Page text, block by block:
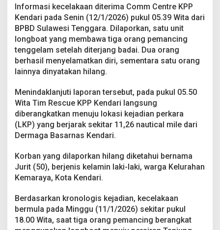
o
,
S
a
t
P
e
a
n
i
n
g
s
a
l
K
n
d
r
Informasi kecelakaan diterima Comm Centre KPP
Kendari pada Senin (12/1/2026) pukul 05.39 Wita dari
BPBD Sulawesi Tenggara. Dilaporkan, satu unit
longboat yang membawa tiga orang pemancing
tenggelam setelah diterjang badai. Dua orang
berhasil menyelamatkan diri, sementara satu orang
lainnya dinyatakan hilang.
Menindaklanjuti laporan tersebut, pada pukul 05.50
Wita Tim Rescue KPP Kendari langsung
diberangkatkan menuju lokasi kejadian perkara
(LKP) yang berjarak sekitar 11,26 nautical mile dari
Dermaga Basarnas Kendari.
Korban yang dilaporkan hilang diketahui bernama
Jurit (50), berjenis kelamin laki-laki, warga Kelurahan
Kemaraya, Kota Kendari.
Berdasarkan kronologis kejadian, kecelakaan
bermula pada Minggu (11/1/2026) sekitar pukul
18.00 Wita, saat tiga orang pemancing berangkat